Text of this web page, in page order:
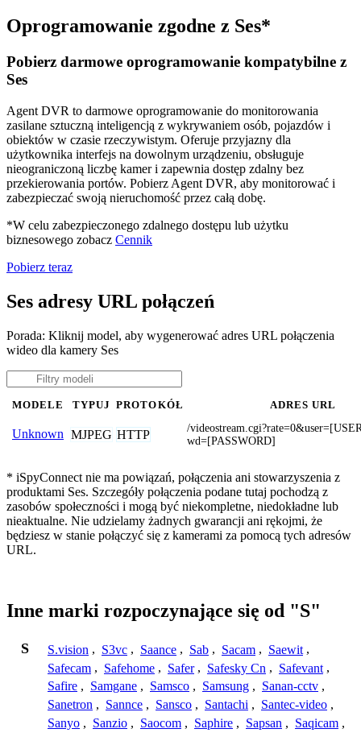
Oprogramowanie zgodne z Ses*
Pobierz darmowe oprogramowanie kompatybilne z
Ses
Agent DVR to darmowe oprogramowanie do monitorowania
zasilane sztuczną inteligencją z wykrywaniem osób, pojazdów i
obiektów w czasie rzeczywistym. Oferuje przyjazny dla
użytkownika interfejs na dowolnym urządzeniu, obsługuje
nieograniczoną liczbę kamer i zapewnia dostęp zdalny bez
przekierowania portów. Pobierz Agent DVR, aby monitorować i
zabezpieczać swoją nieruchomość przez całą dobę.
*W celu zabezpieczonego zdalnego dostępu lub użytku
biznesowego zobacz Cennik
Pobierz teraz
Ses adresy URL połączeń
Porada: Kliknij model, aby wygenerować adres URL połączenia
wideo dla kamery Ses
MODELE TYPUJ PROTOKÓŁ ADRES URL
Unknown MJPEG HTTP
/
wd=[PASSWORD]
* iSpyConnect nie ma powiązań, połączenia ani stowarzyszenia z
produktami Ses. Szczegóły połączenia podane tutaj pochodzą z
zasobów społeczności i mogą być niekompletne, niedokładne lub
nieaktualne. Nie udzielamy żadnych gwarancji ani rękojmi, że
będziesz w stanie połączyć się z kamerami za pomocą tych adresów
URL.
Inne marki rozpoczynające się od "S"
S S.vision , S3vc , Saance , Sab , Sacam , Saewit ,
Safecam , Safehome , Safer , Safesky Cn , Safevant ,
Safire , Samgane , Samsco , Samsung , Sanan-cctv ,
Sanetron , Sannce , Sansco , Santachi , Santec-video ,
Sanyo , Sanzio , Saocom , Saphire , Sapsan , Saqicam ,